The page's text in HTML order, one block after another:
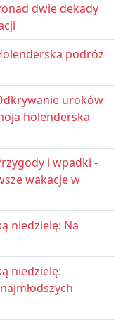
dwie dekady
podróż
uroków
holenderska
i wpadki -
wakacje w
niedzielę: Na
niedzielę: